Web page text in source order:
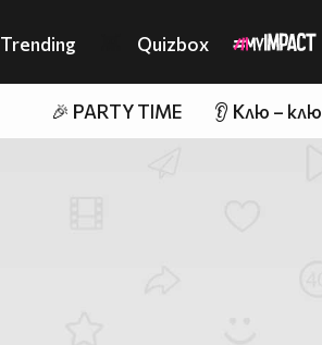
Trending Quizbox
🎉 PARTY TIME 👂 Клю – клю